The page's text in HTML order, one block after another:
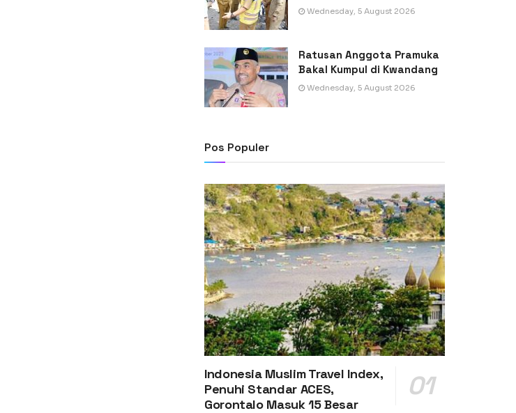
Wednesday, 5 August 2026
Ratusan Anggota Pramuka
Bakal Kumpul di Kwandang
Wednesday, 5 August 2026
Pos Populer
Indonesia Muslim Travel Index,
Penuhi Standar ACES,
Gorontalo Masuk 15 Besar